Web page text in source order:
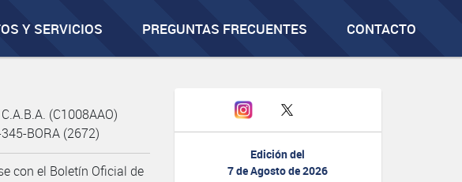
Y SERVICIOS PREGUNTAS FRECUENTES CONTACTO
Edición del
7 de Agosto de 2026
(C1008AAO)
BORA (2672)
con el Boletín Oficial de